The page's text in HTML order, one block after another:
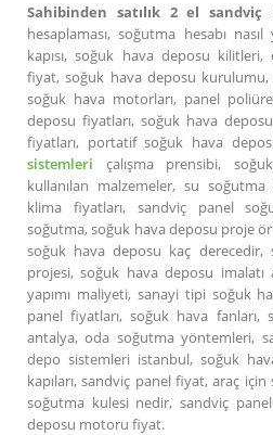
Sahibinden satılık 2 el sandviç
hesaplaması, soğutma hesabı
kapısı, soğuk hava deposu
fiyat, soğuk hava deposu
soğuk hava motorları, panel
deposu fiyatları, soğuk hava
fiyatları, portatif soğuk hava
sistemleri çalışma prensibi,
kullanılan malzemeler, su
klima fiyatları, sandviç panel
soğutma, soğuk hava deposu proje
soğuk hava deposu kaç
projesi, soğuk hava deposu
yapımı maliyeti, sanayi tipi soğuk
panel fiyatları, soğuk hava fanları,
antalya, oda soğutma yöntemleri,
depo sistemleri istanbul, soğuk
kapıları, sandviç panel fiyat, araç
soğutma kulesi nedir, sandviç
deposu motoru fiyat.